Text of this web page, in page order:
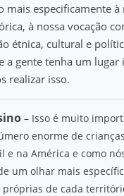
mais especificamente à
à nossa vocação
étnica, cultural e
a gente tenha um
realizar isso.
– Isso é muito
enorme de
e na América e como
um olhar mais
de cada